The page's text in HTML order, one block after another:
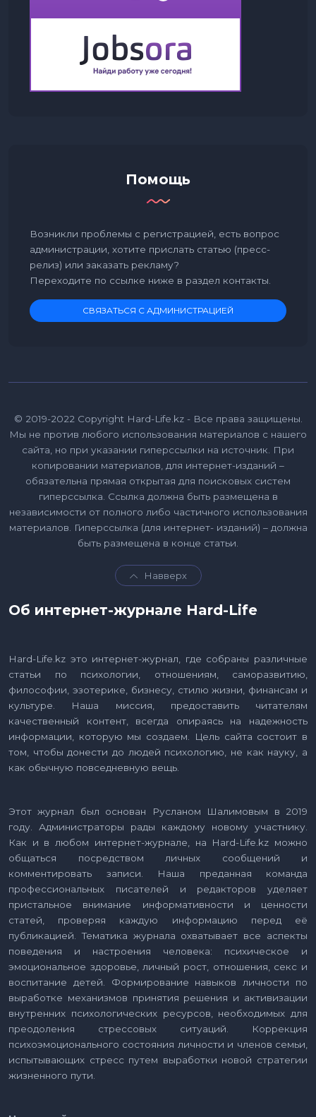
Помощь
Возникли проблемы с регистрацией, есть вопрос
администрации, хотите прислать статью (пресс-
релиз) или заказать рекламу?
Переходите по ссылке ниже в раздел контакты.
СВЯЗАТЬСЯ С АДМИНИСТРАЦИЕЙ
© 2019-2022 Copyright Hard-Life.kz - Все права защищены.
Мы не против любого использования материалов с нашего
сайта, но при указании гиперссылки на источник. При
копировании материалов, для интернет-изданий –
обязательна прямая открытая для поисковых систем
гиперссылка. Ссылка должна быть размещена в
независимости от полного либо частичного использования
материалов. Гиперссылка (для интернет- изданий) – должна
быть размещена в конце статьи.
Навверх
Об интернет-журнале Hard-Life
Hard-Life.kz это интернет-журнал, где собраны различные
статьи по психологии, отношениям, саморазвитию,
философии, эзотерике, бизнесу, стилю жизни, финансам и
культуре. Наша миссия, предоставить читателям
качественный контент, всегда опираясь на надежность
информации, которую мы создаем. Цель сайта состоит в
том, чтобы донести до людей психологию, не как науку, а
как обычную повседневную вещь.
Этот журнал был основан Русланом Шалимовым в 2019
году. Администраторы рады каждому новому участнику.
Как и в любом интернет-журнале, на Hard-Life.kz можно
общаться посредством личных сообщений и
комментировать записи. Наша преданная команда
профессиональных писателей и редакторов уделяет
пристальное внимание информативности и ценности
статей, проверяя каждую информацию перед её
публикацией. Тематика журнала охватывает все аспекты
поведения и настроения человека: психическое и
эмоциональное здоровье, личный рост, отношения, секс и
воспитание детей. Формирование навыков личности по
выработке механизмов принятия решения и активизации
внутренних психологических ресурсов, необходимых для
преодоления стрессовых ситуаций. Коррекция
психоэмоционального состояния личности и членов семьи,
испытывающих стресс путем выработки новой стратегии
жизненного пути.